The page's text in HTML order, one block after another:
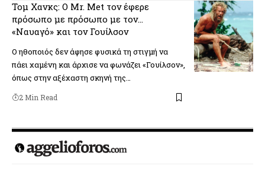
Τομ Χανκς: Ο Mr. Met τον έφερε
πρόσωπο με πρόσωπο με τον…
«Ναυαγό» και τον Γουίλσον
Ο ηθοποιός δεν άφησε φυσικά τη στιγμή να
πάει χαμένη και άρχισε να φωνάζει «Γουίλσον»,
όπως στην αξέχαστη σκηνή της…
2 Min Read